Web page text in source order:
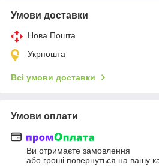
Умови доставки
Нова Пошта
Укрпошта
Всі умови доставки
Умови оплати
Ви отримаєте замовлення
або гроші повернуться на вашу